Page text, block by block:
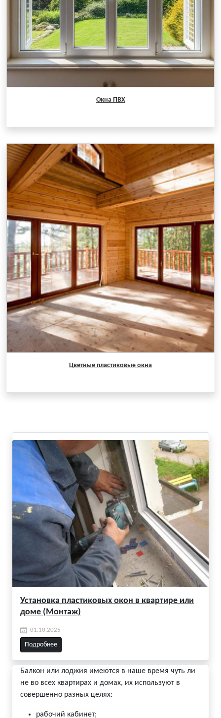
Окна ПВХ
Цветные пластиковые окна
Установка пластиковых окон в квартире или
доме (Монтаж)
01.10.2025
Подробнее
Балкон или лоджия имеются в наше время чуть ли
не во всех квартирах и домах, их используют в
совершенно разных целях:
рабочий кабинет;